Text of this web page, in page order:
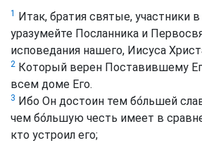
1
Итак, братия святые, участники
уразумейте Посланника и
исповедания нашего, Иисуса
2 Который верен Поставившему
всем доме Его.
3 Ибо Он достоин тем бо́льшей
чем бо́льшую честь имеет в
кто устроил его;